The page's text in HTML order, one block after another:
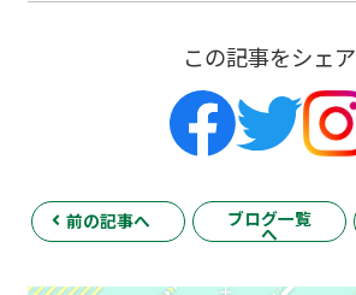
この記事をシェア
前の記事へ ブログ一覧
へ